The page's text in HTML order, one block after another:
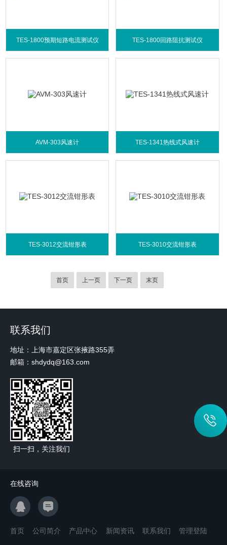
TES-1800预期短路电流测试仪 TES-1800回路阻抗测试仪
AVM-303风速计 TES-1341热线式风速计
TES-3012交流钳形表 TES-3010交流钳形表
首页 上一页 下一页 末页
联系我们
地址：上海市嘉定区张掖路355弄
邮箱：shdydq@163.com
扫一扫，关注我们
在线咨询
首页 公司简介 产品中心 新闻资讯 联系我们 管理登陆